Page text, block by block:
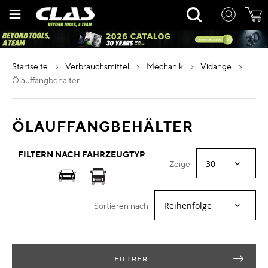
Inhalt
Rechercher
startseite verbrauchsmittel mechanik
vidange
ölauffangbehälter
ÖLAUFFANGBEHÄLTER
FILTERN NACH FAHRZEUGTYP
Zeige
Sortieren nach
FILTRER